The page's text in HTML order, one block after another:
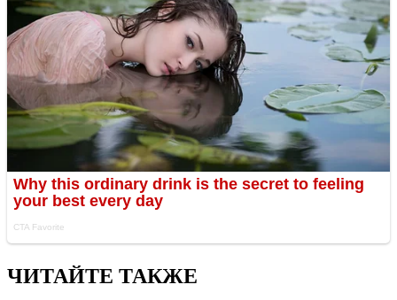
ЧИТАЙТЕ ТАКЖЕ